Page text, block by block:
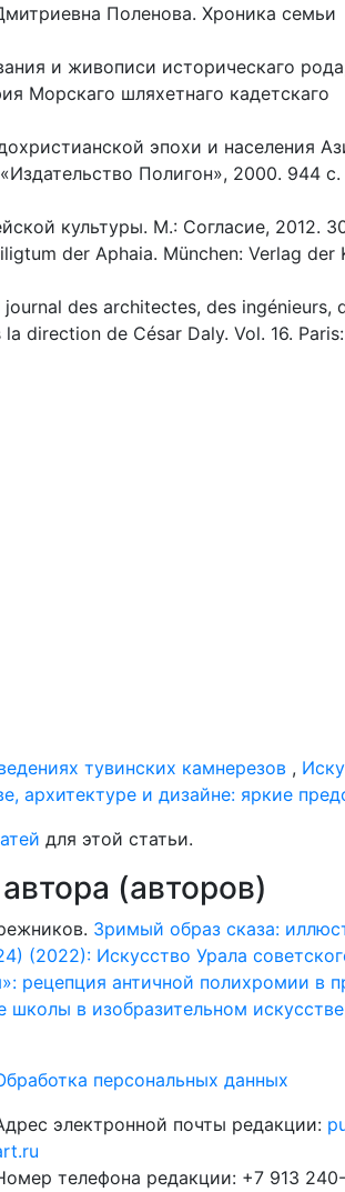
Поленова. Хроника семьи
и живописи историческаго
Морскаго шляхетнаго кадетскаго
эпохи и населения
Полигон», 2000. 944 с.
культуры. М.: Согласие, 2012.
der Aphaia. München: Verlag der
des architectes, des ingénieurs,
direction de César Daly. Vol. 16. Paris:
тувинских камнерезов ,
архитектуре и дизайне: яркие
для этой статьи.
(авторов)
Зримый образ сказа:
(2022): Искусство Урала
рецепция античной полихромии в
в изобразительном
персональных данных
электронной почты редакции:
телефона редакции: +7 913